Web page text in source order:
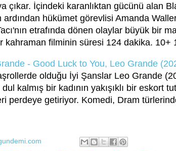
çıkar. İçindeki karanlıktan gücünü alan
ardından hükümet görevlisi Amanda
etrafında dönen olaylar büyük bir
kahraman filminin süresi 124 dakika. 10+
- Good Luck to You, Leo Grande
olduğu İyi Şanslar Leo Grande
kalmış bir kadının yakışıklı bir eskort
perdeye getiriyor. Komedi, Dram